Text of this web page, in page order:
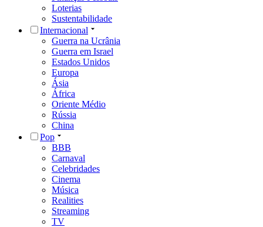
Loterias
Sustentabilidade
Internacional
Guerra na Ucrânia
Guerra em Israel
Estados Unidos
Europa
Ásia
África
Oriente Médio
Rússia
China
Pop
BBB
Carnaval
Celebridades
Cinema
Música
Realities
Streaming
TV